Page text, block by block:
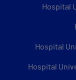
Hospital
Hospital
Hospital